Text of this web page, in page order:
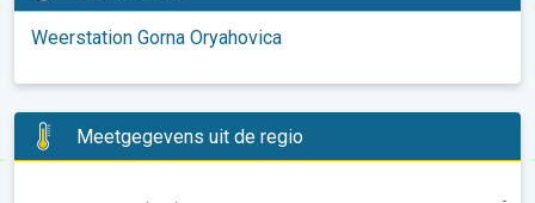
Weerstation Gorna Oryahovica
Meetgegevens uit de regio